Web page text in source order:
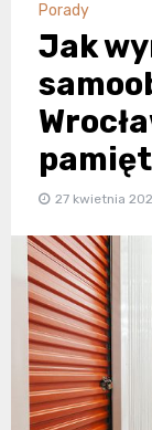
Porady
Jak
27 kwietnia